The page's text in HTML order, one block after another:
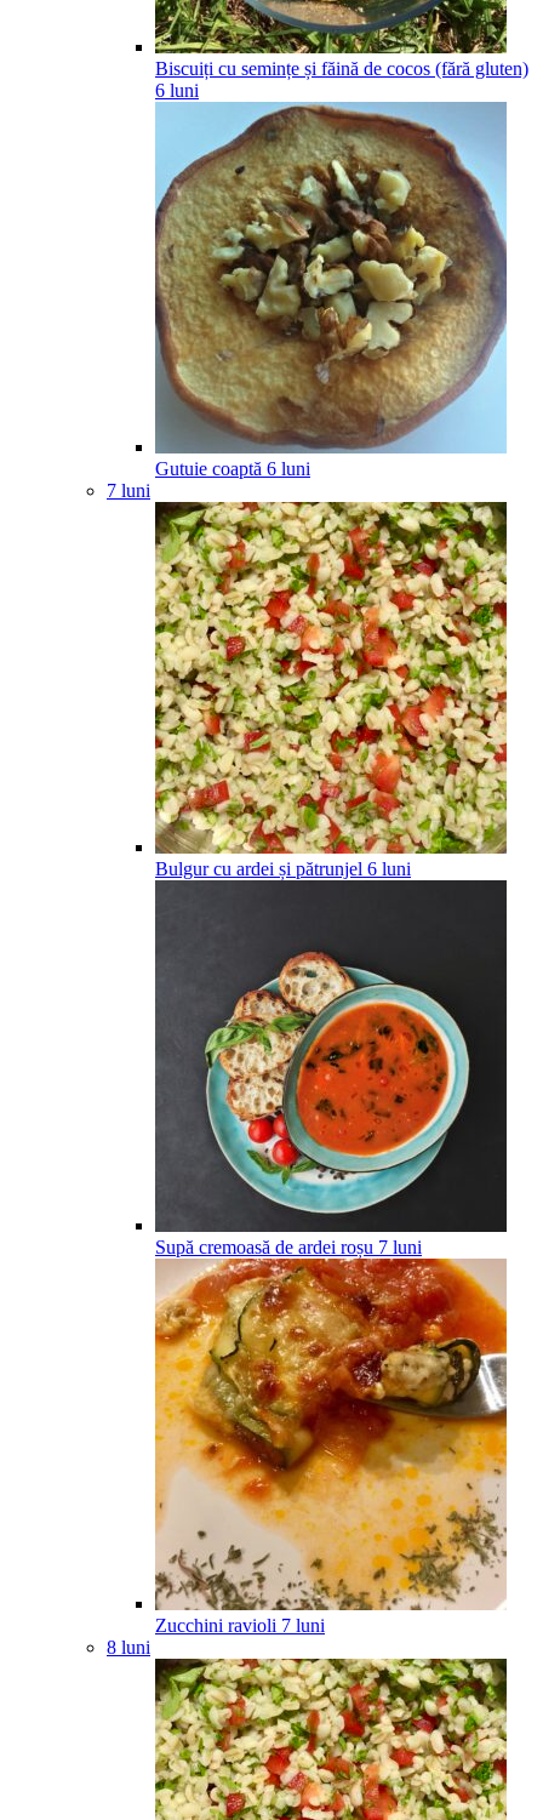
Biscuiți cu semințe și făină de cocos (fără gluten)
6 luni
Gutuie coaptă 6 luni
7 luni
Bulgur cu ardei și pătrunjel 6 luni
Supă cremoasă de ardei roșu 7 luni
Zucchini ravioli 7 luni
8 luni